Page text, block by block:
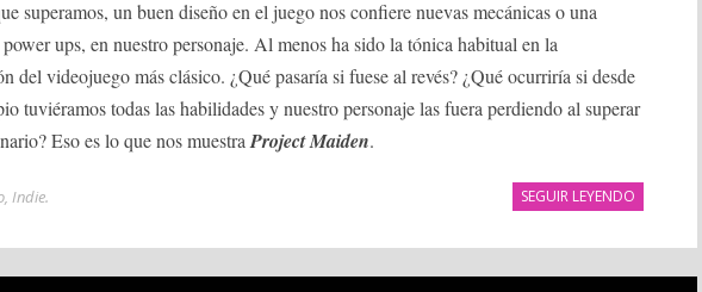
superamos, un buen diseño en el juego nos confiere nuevas mecánicas o una
ups, en nuestro personaje. Al menos ha sido la tónica habitual en la
del videojuego más clásico. ¿Qué pasaría si fuese al revés? ¿Qué ocurriría si desde
tuviéramos todas las habilidades y nuestro personaje las fuera perdiendo al superar
Eso es lo que nos muestra Project Maiden.
SEGUIR LEYENDO
, Indie.